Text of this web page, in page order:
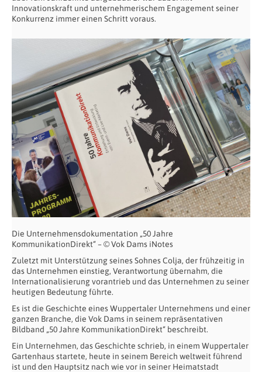
Innovationskraft und unternehmerischem Engagement seiner
Konkurrenz immer einen Schritt voraus.
Die Unternehmensdokumentation „50 Jahre
KommunikationDirekt“ – © Vok Dams iNotes
Zuletzt mit Unterstützung seines Sohnes Colja, der frühzeitig in
das Unternehmen einstieg, Verantwortung übernahm, die
Internationalisierung vorantrieb und das Unternehmen zu seiner
heutigen Bedeutung führte.
Es ist die Geschichte eines Wuppertaler Unternehmens und einer
ganzen Branche, die Vok Dams in seinem repräsentativen
Bildband „50 Jahre KommunikationDirekt“ beschreibt.
Ein Unternehmen, das Geschichte schrieb, in einem Wuppertaler
Gartenhaus startete, heute in seinem Bereich weltweit führend
ist und den Hauptsitz nach wie vor in seiner Heimatstadt